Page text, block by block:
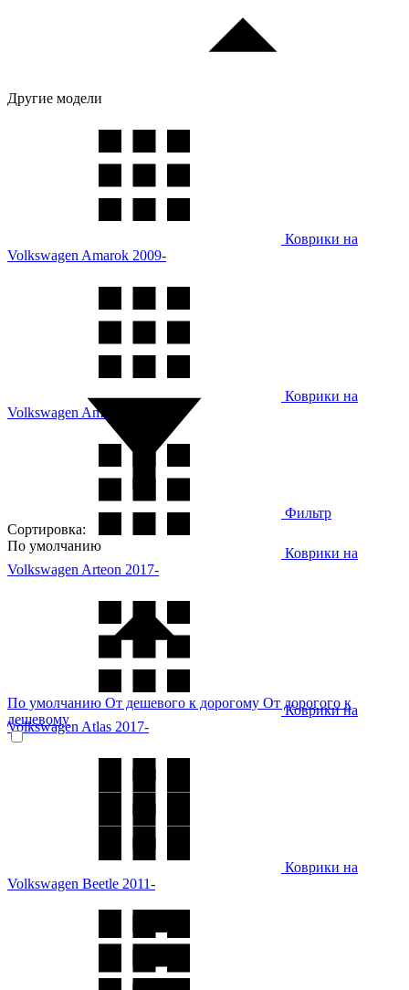
Другие модели
Коврики на
Volkswagen Amarok 2009-
Коврики на
Volkswagen Amarok 2022-
Коврики на
Volkswagen Arteon 2017-
Коврики на
Volkswagen Atlas 2017-
Коврики на
Volkswagen Beetle 2011-
Фильтр
Сортировка:
По умолчанию
По умолчанию От дешевого к дорогому От дорогого к
дешевому